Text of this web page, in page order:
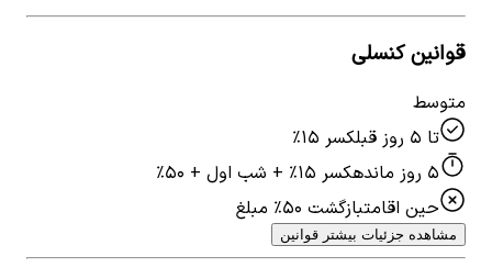
قوانین کنسلی
متوسط
تا ۵ روز قبل
کسر ۱۵٪
۵ روز مانده
کسر ۱۵٪ + شب اول + ۵۰٪
حین اقامتبازگشت ۵۰٪ مبلغ
مشاهده جزئیات بیشتر قوانین